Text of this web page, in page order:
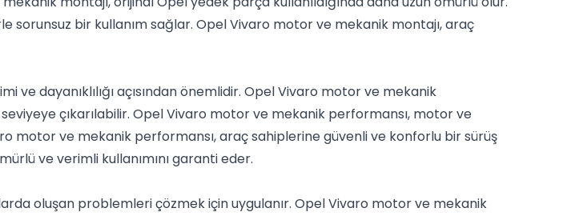
bir kullanım sağlar. Opel Vivaro motor ve mekanik montajı, araç
dayanıklılığı açısından önemlidir. Opel Vivaro motor ve mekanik
çıkarılabilir. Opel Vivaro motor ve mekanik performansı, motor ve
motor ve mekanik performansı, araç sahiplerine güvenli ve konforlu bir sürüş
ve verimli kullanımını garanti eder.
oluşan problemleri çözmek için uygulanır. Opel Vivaro motor ve mekanik